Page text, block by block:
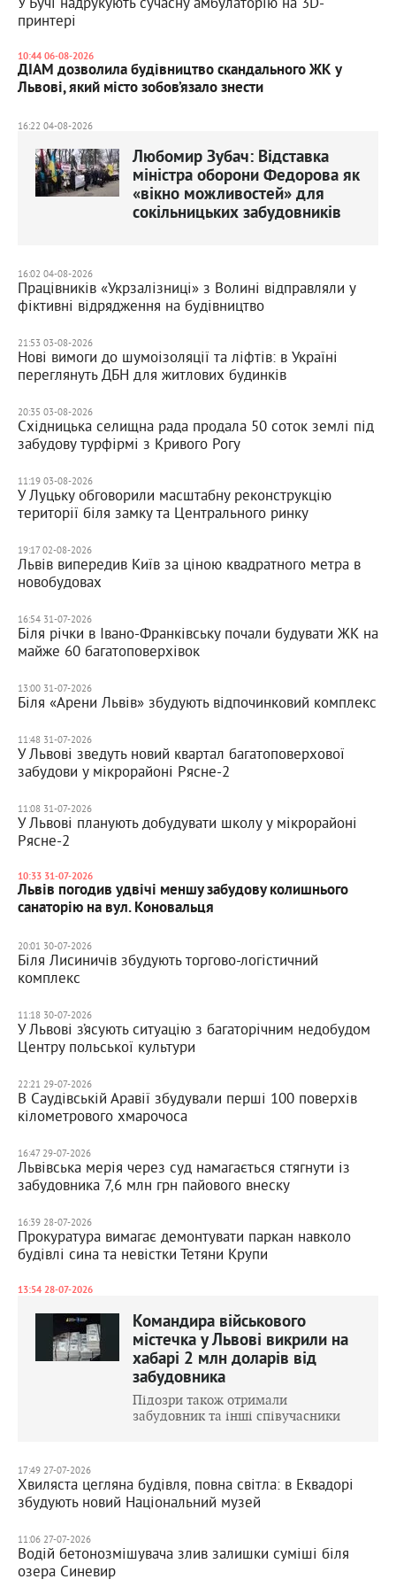
принтері
10:44 06-08-2026
ДІАМ дозволила будівництво скандального ЖК у
Львові, який місто зобов’язало знести
16:22 04-08-2026
Любомир Зубач: Відставка
міністра оборони Федорова як
«вікно можливостей» для
сокільницьких забудовників
16:02 04-08-2026
Працівників «Укрзалізниці» з Волині відправляли у
фіктивні відрядження на будівництво
21:53 03-08-2026
Нові вимоги до шумоізоляції та ліфтів: в Україні
переглянуть ДБН для житлових будинків
20:35 03-08-2026
Східницька селищна рада продала 50 соток землі під
забудову турфірмі з Кривого Рогу
11:19 03-08-2026
У Луцьку обговорили масштабну реконструкцію
території біля замку та Центрального ринку
19:17 02-08-2026
Львів випередив Київ за ціною квадратного метра в
новобудовах
16:54 31-07-2026
Біля річки в Івано-Франківську почали будувати ЖК на
майже 60 багатоповерхівок
13:00 31-07-2026
Біля «Арени Львів» збудують відпочинковий комплекс
11:48 31-07-2026
У Львові зведуть новий квартал багатоповерхової
забудови у мікрорайоні Рясне-2
11:08 31-07-2026
У Львові планують добудувати школу у мікрорайоні
Рясне-2
10:33 31-07-2026
Львів погодив удвічі меншу забудову колишнього
санаторію на вул. Коновальця
20:01 30-07-2026
Біля Лисиничів збудують торгово-логістичний
комплекс
11:18 30-07-2026
У Львові з’ясують ситуацію з багаторічним недобудом
Центру польської культури
22:21 29-07-2026
В Саудівській Аравії збудували перші 100 поверхів
кілометрового хмарочоса
16:47 29-07-2026
Львівська мерія через суд намагається стягнути із
забудовника 7,6 млн грн пайового внеску
16:39 28-07-2026
Прокуратура вимагає демонтувати паркан навколо
будівлі сина та невістки Тетяни Крупи
13:54 28-07-2026
Командира військового
містечка у Львові викрили на
хабарі 2 млн доларів від
забудовника
Підозри також отримали
забудовник та інші співучасники
17:49 27-07-2026
Хвиляста цегляна будівля, повна світла: в Еквадорі
збудують новий Національний музей
11:06 27-07-2026
Водій бетонозмішувача злив залишки суміші біля
озера Синевир